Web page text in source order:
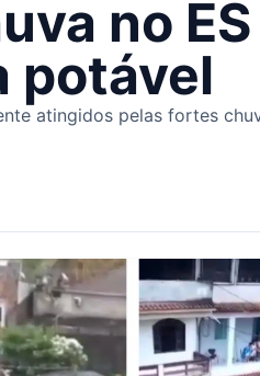
no
potável
atingidos pelas fortes